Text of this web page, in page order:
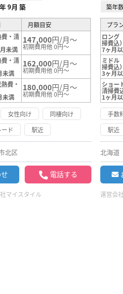
9月 築
月額目安
・清
未満
147,000円/月～
初期費用他 0円～
費・清
未満
162,000円/月～
初期費用他 0円～
費・
未満
180,000円/月～
初期費用他 0円～
女性向け
同棲向け
ド
駅近
北区
電話する
マイスタイル
築年
プラ
ロング
掃費込）
7ヶ月
ミドル
掃費込）
3ヶ月
ショー
清掃費
1ヶ月
手数
駅近
北海道
運営会